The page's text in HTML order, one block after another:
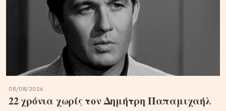
08/08/2026
22 χρόνια χωρίς τον Δημήτρη Παπαμιχαήλ